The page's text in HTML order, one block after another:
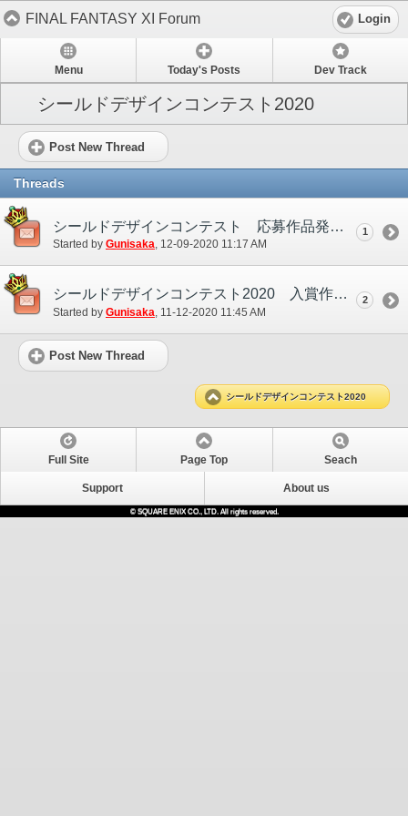
FINAL FANTASY XI Forum Login
Menu Today's Posts Dev Track
シールドデザインコンテスト2020
Post New Thread
Threads
シールドデザインコンテスト 応募作品発表！
Started by Gunisaka‎, 12-09-2020 11:17 AM
1
シールドデザインコンテスト2020 入賞作品発表！
Started by Gunisaka ‎, 11-12-2020 11:45 AM
2
Post New Thread
シールドデザインコンテスト2020
Full Site Page Top Seach
Support About us
© SQUARE ENIX CO., LTD. All rights reserved.